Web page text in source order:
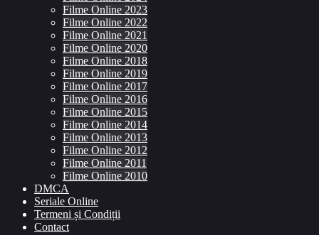
Filme Online 2023
Filme Online 2022
Filme Online 2021
Filme Online 2020
Filme Online 2018
Filme Online 2019
Filme Online 2017
Filme Online 2016
Filme Online 2015
Filme Online 2014
Filme Online 2013
Filme Online 2012
Filme Online 2011
Filme Online 2010
DMCA
Seriale Online
Termeni și Condiții
Contact